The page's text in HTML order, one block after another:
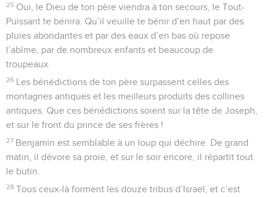
25 Oui, le Dieu de ton père viendra à ton secours, le Tout-
Puissant te bénira. Qu’il veuille te bénir d’en haut par des
pluies abondantes et par des eaux d’en bas où repose
l’abîme, par de nombreux enfants et beaucoup de
troupeaux.
26 Les bénédictions de ton père surpassent celles des
montagnes antiques et les meilleurs produits des collines
antiques. Que ces bénédictions soient sur la tête de Joseph,
et sur le front du prince de ses frères !
27 Benjamin est semblable à un loup qui déchire. De grand
matin, il dévore sa proie, et sur le soir encore, il répartit tout
le butin.
28 Tous ceux-là forment les douze tribus d’Israël, et c’est